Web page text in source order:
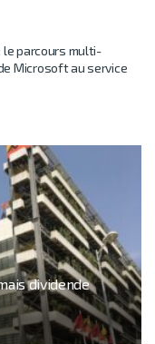
le parcours multi-
Microsoft au service
dividende